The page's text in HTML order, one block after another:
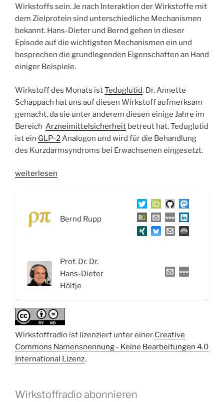
Wirkstoffs sein. Je nach Interaktion der Wirkstoffe mit
dem Zielprotein sind unterschiedliche Mechanismen
bekannt. Hans-Dieter und Bernd gehen in dieser
Episode auf die wichtigsten Mechanismen ein und
besprechen die grundlegenden Eigenschaften an Hand
einiger Beispiele.
Wirkstoff des Monats istTeduglutid. Dr. Annette
Schappach hat uns auf diesen Wirkstoff aufmerksam
gemacht, da sie unter anderem diesen einige Jahre im
Bereich Arzneimittelsicherheit betreut hat. Teduglutid
ist ein GLP-2Analogon und wird für die Behandlung
des Kurzdarmsyndroms bei Erwachsenen eingesetzt.
„WSR044
Wirkstoffen:
Wirkstoff
weiterlesen
Bernd Rupp
Prof. Dr. Dr.
Hans-Dieter
Höltje
Wirkstoffradio ist lizenziert unter einer Creative
Commons Namensnennung - Keine Bearbeitungen 4.0
International Lizenz.
Wirkstoffradio abonnieren